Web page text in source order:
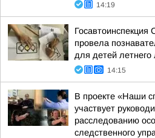
14:19
Госавтоинспекция
провела
для детей летнего
14:15
В проекте «Наши
участвует
расследованию
следственного